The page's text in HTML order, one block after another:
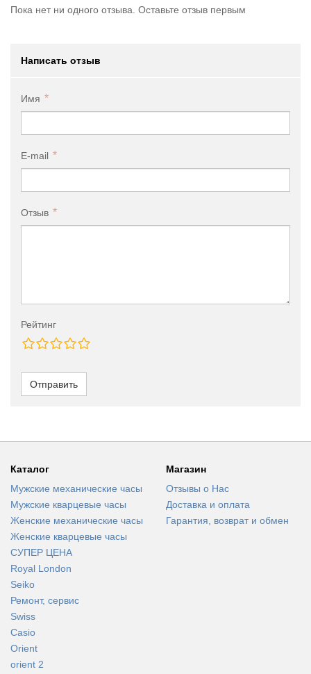
Пока нет ни одного отзыва. Оставьте отзыв первым
Написать отзыв
Имя
E-mail
Отзыв
Рейтинг
Отправить
Каталог
Мужские механические часы
Мужские кварцевые часы
Женские механические часы
Женские кварцевые часы
СУПЕР ЦЕНА
Royal London
Seiko
Ремонт, сервис
Swiss
Casio
Orient
orient 2
Магазин
Отзывы о Нас
Доставка и оплата
Гарантия, возврат и обмен